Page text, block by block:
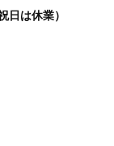
日は休業）